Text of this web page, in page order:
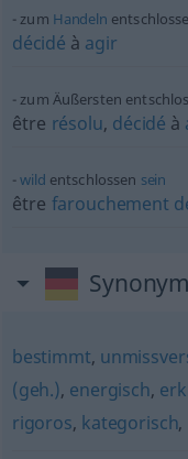
zum Handeln
décidé à agir
zum Äußersten
être résolu, décidé à
wild entschlossen sein
être farouchement
bestimmt,
(geh.), energisch,
rigoros, kategorisch,